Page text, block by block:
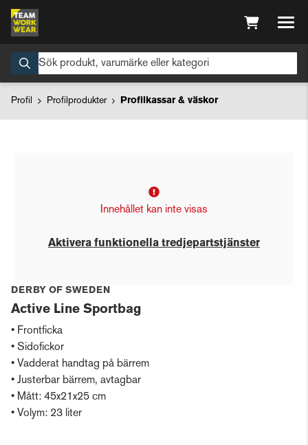
Profil Profilprodukter Profilkassar & väskor
Innehållet kan inte visas
Aktivera funktionella tredjepartstjänster
DERBY OF SWEDEN
Active Line Sportbag
• Frontficka
• Sidofickor
• Vadderat handtag på bärrem
• Justerbar bärrem, avtagbar
• Mått: 45x21x25 cm
• Volym: 23 liter